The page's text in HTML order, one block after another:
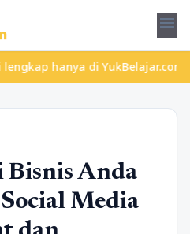
menu
di YukBelajar.com.
Bisnis Anda
Social Media